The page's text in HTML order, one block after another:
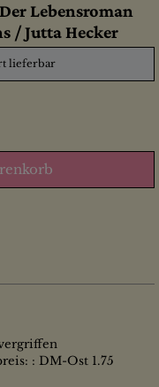
Lebensroman
/ Jutta Hecker
lieferbar
: DM-Ost 1.75